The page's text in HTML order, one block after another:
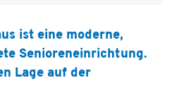
ist eine moderne,
Senioreneinrichtung.
Lage auf der